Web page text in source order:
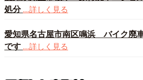
処分 …詳しく見る
愛知県名古屋市南区鳴浜 バイク廃
です …詳しく見る